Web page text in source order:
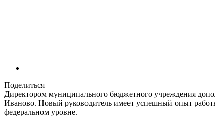
Поделиться
Директором муниципального бюджетного учреждения
Иваново. Новый руководитель имеет успешный опыт
федеральном уровне.